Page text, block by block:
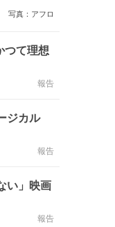
写真：アフロ
つて理想
報告
ジカル
報告
い」映画
報告